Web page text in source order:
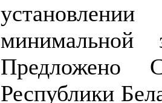
минимальной
Предложено
Республики